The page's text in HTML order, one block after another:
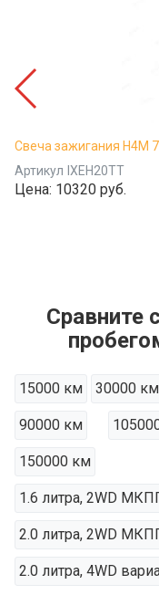
Свеча зажигания H4M
Артикул IXEH20TT
Цена: 10320 руб.
Сравните
15000 км 30000 км
90000 км
150000 км
1.6 литра, 2WD
2.0 литра, 2WD
2.0 литра, 4WD